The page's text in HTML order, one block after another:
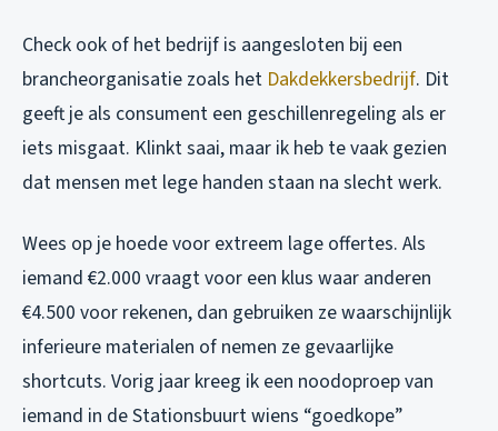
Check ook of het bedrijf is aangesloten bij een
brancheorganisatie zoals het Dakdekkersbedrijf. Dit
geeft je als consument een geschillenregeling als er
iets misgaat. Klinkt saai, maar ik heb te vaak gezien
dat mensen met lege handen staan na slecht werk.
Wees op je hoede voor extreem lage offertes. Als
iemand €2.000 vraagt voor een klus waar anderen
€4.500 voor rekenen, dan gebruiken ze waarschijnlijk
inferieure materialen of nemen ze gevaarlijke
shortcuts. Vorig jaar kreeg ik een noodoproep van
iemand in de Stationsbuurt wiens “goedkope”